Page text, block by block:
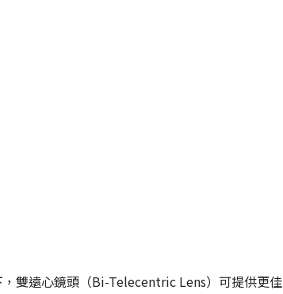
雙遠心鏡頭（Bi-Telecentric Lens）可提供更